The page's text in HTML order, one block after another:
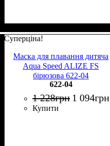
Суперціна!
Маска для плавання дитяча
Aqua Speed ALIZE FS
бірюзова 622-04
622-04
1 228грн 1 094грн
Купити